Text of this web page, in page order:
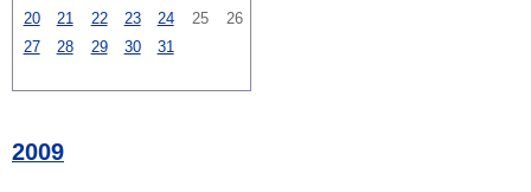
20
21 22 23 24 25
26
27
28 29 30 31
2009